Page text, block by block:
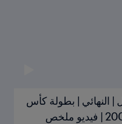
| النهائي | بطولة كأس